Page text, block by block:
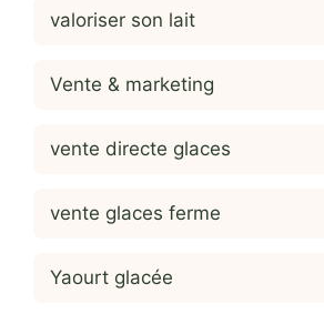
valoriser son lait
Vente & marketing
vente directe glaces
vente glaces ferme
Yaourt glacée